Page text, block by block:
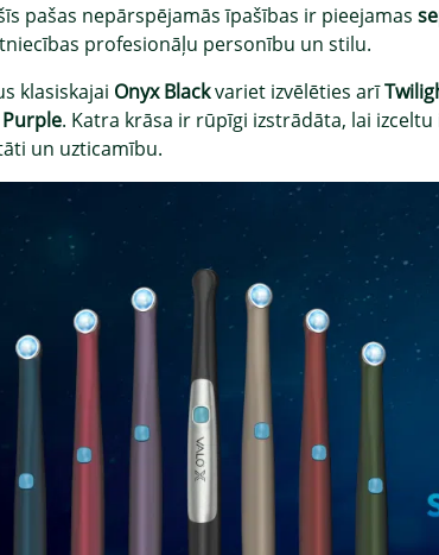
pašas nepārspējamās īpašības ir pieejamas
profesionāļu personību un stilu.
klasiskajai Onyx Blackvariet izvēlēties arī
. Katra krāsa ir rūpīgi izstrādāta, lai
un uzticamību.